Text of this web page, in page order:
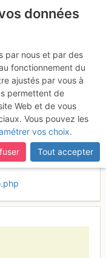
données
par nous et par des
fonctionnement du
ajustés par vous à
permettent de
Web et de vous
Vous pouvez les
vos choix.
Tout accepter